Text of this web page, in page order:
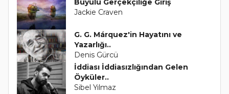
Büyülü Gerçekçiliğe Giriş
Jackie Craven
G. G. Márquez'in Hayatını ve
Yazarlığı..
Denis Gürcü
İddiası İddiasızlığından Gelen
Öyküler..
Sibel Yılmaz